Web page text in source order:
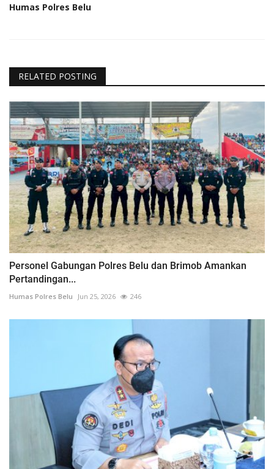
Humas Polres Belu
RELATED POSTING
Personel Gabungan Polres Belu dan Brimob Amankan
Pertandingan...
Humas Polres Belu Jun 25, 2026 246